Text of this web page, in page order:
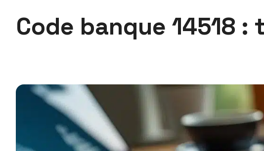
Code banque 14518